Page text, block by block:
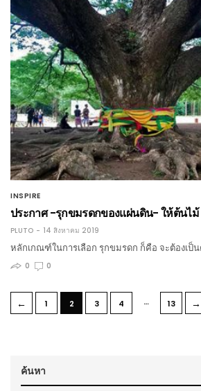
INSPIRE
ประกาศ -รุกขมรดกของแผ่นดิน- ให้ต้นไ
PLUTO
14 สิงหาคม 2019
หลักเกณฑ์ในการเลือก รุกขมรดก ก็คือ จะต้องเ
0
0
← 1 2 3 4 … 13 →
ค้นหา